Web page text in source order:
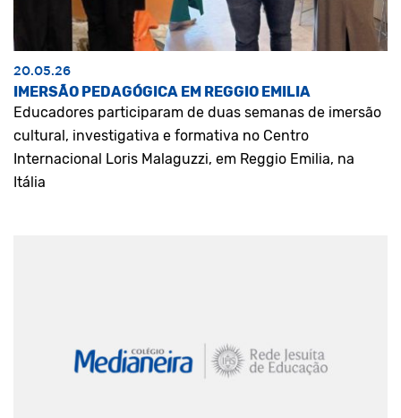
20.05.26
IMERSÃO PEDAGÓGICA EM REGGIO EMILIA
Educadores participaram de duas semanas de imersão
cultural, investigativa e formativa no Centro
Internacional Loris Malaguzzi, em Reggio Emilia, na
Itália